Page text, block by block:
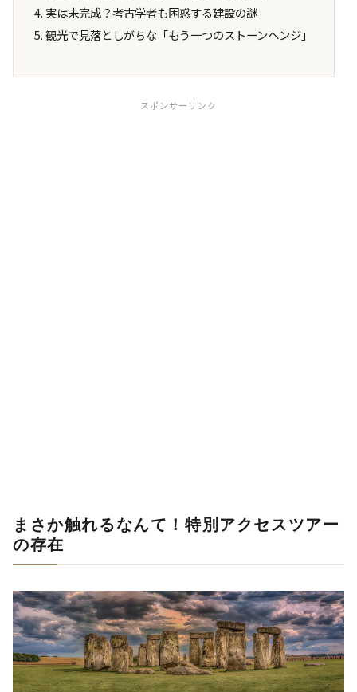
実は未完成？考古学者も困惑する建設の謎
観光で見落としがちな「もう一つのストーンヘンジ」
スポンサーリンク
まさか触れるなんて！特別アクセスツアー
の存在